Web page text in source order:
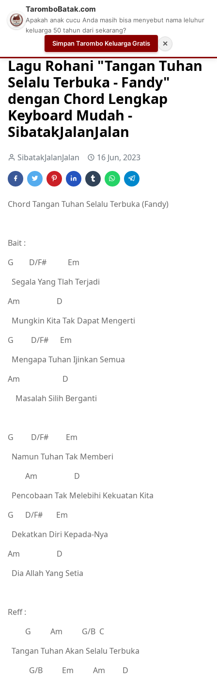
Chord Chord Gitar Lagu Rohani Chord Gitar
Lagu Rohani "Tangan Tuhan
Selalu Terbuka - Fandy"
dengan Chord Lengkap
Keyboard Mudah -
SibatakJalanJalan
SibatakJalanJalan 16 Jun, 2023
Chord Tangan Tuhan Selalu Terbuka (Fandy)
Bait :
G D/F# Em
Segala Yang Tlah Terjadi
Am D
Mungkin Kita Tak Dapat Mengerti
G D/F# Em
Mengapa Tuhan Ijinkan Semua
Am D
Masalah Silih Berganti
G D/F# Em
Namun Tuhan Tak Memberi
Am D
Pencobaan Tak Melebihi Kekuatan Kita
G D/F# Em
Dekatkan Diri Kepada-Nya
Am D
Dia Allah Yang Setia
Reff :
G Am G/B C
Tangan Tuhan Akan Selalu Terbuka
G/B Em Am D
TaromboBatak.com
Apakah anak cucu Anda masih bisa menyebut nama leluhur
keluarga 50 tahun dari sekarang?
Simpan Tarombo Keluarga Gratis
✕